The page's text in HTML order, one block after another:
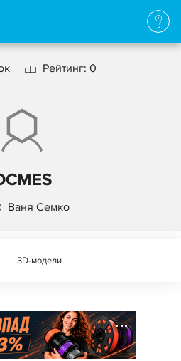
Рейтинг: 0
Ваня Семко
3D-модели